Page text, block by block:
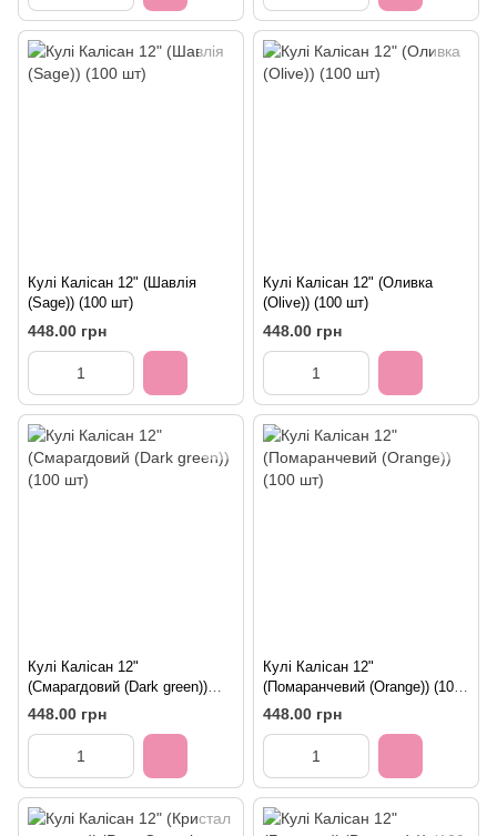
Кулі Калісан 12" (Шавлія
(Sage)) (100 шт)
448.00 грн
Кулі Калісан 12" (Оливка
(Olive)) (100 шт)
448.00 грн
Кулі Калісан 12"
(Смарагдовий (Dark green))
(100 шт)
448.00 грн
Кулі Калісан 12"
(Помаранчевий (Orange)) (100
шт)
448.00 грн